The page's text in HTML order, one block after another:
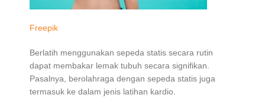
Freepik
Berlatih menggunakan sepeda statis secara rutin
dapat membakar lemak tubuh secara signifikan.
Pasalnya, berolahraga dengan sepeda statis juga
termasuk ke dalam jenis latihan kardio.